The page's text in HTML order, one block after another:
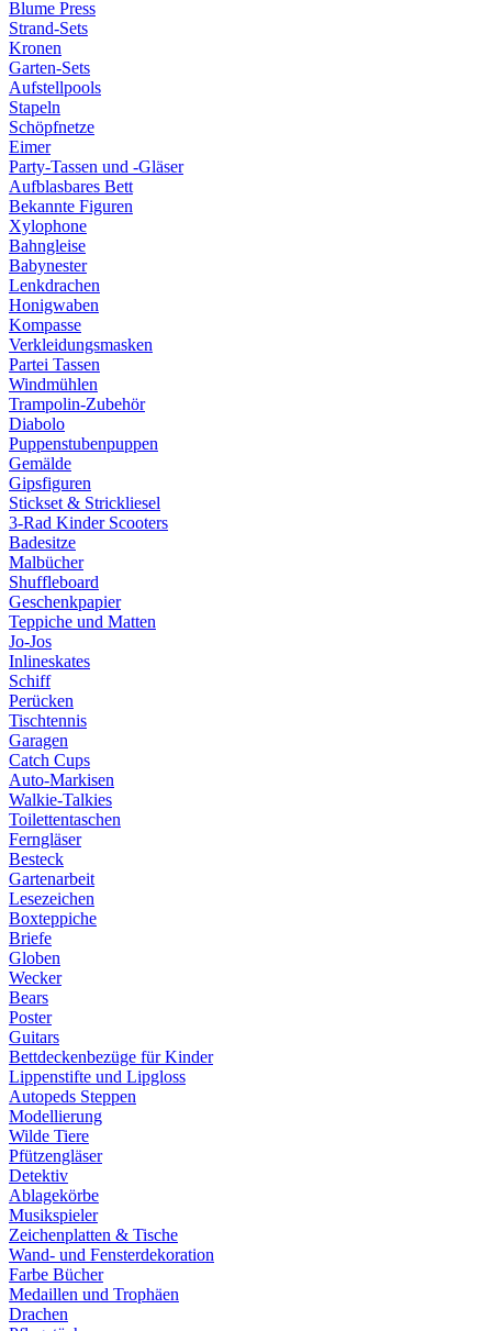
Blume Press
Strand-Sets
Kronen
Garten-Sets
Aufstellpools
Stapeln
Schöpfnetze
Eimer
Party-Tassen und -Gläser
Aufblasbares Bett
Bekannte Figuren
Xylophone
Bahngleise
Babynester
Lenkdrachen
Honigwaben
Kompasse
Verkleidungsmasken
Partei Tassen
Windmühlen
Trampolin-Zubehör
Diabolo
Puppenstubenpuppen
Gemälde
Gipsfiguren
Stickset & Strickliesel
3-Rad Kinder Scooters
Badesitze
Malbücher
Shuffleboard
Geschenkpapier
Teppiche und Matten
Jo-Jos
Inlineskates
Schiff
Perücken
Tischtennis
Garagen
Catch Cups
Auto-Markisen
Walkie-Talkies
Toilettentaschen
Ferngläser
Besteck
Gartenarbeit
Lesezeichen
Boxteppiche
Briefe
Globen
Wecker
Bears
Poster
Guitars
Bettdeckenbezüge für Kinder
Lippenstifte und Lipgloss
Autopeds Steppen
Modellierung
Wilde Tiere
Pfützengläser
Detektiv
Ablagekörbe
Musikspieler
Zeichenplatten & Tische
Wand- und Fensterdekoration
Farbe Bücher
Medaillen und Trophäen
Drachen